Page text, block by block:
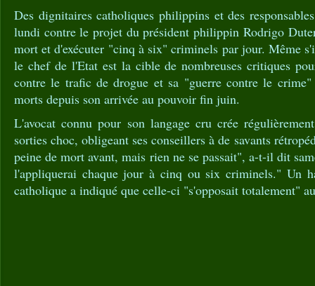
Des dignitaires catholiques philippins et des
lundi contre le projet du président philippin Rodrigo
mort et d'exécuter "cinq à six" criminels par jour. Même
le chef de l'Etat est la cible de nombreuses critiques
contre le trafic de drogue et sa "guerre contre le
morts depuis son arrivée au pouvoir fin juin.
L'avocat connu pour son langage cru crée
sorties choc, obligeant ses conseillers à de savants
peine de mort avant, mais rien ne se passait", a-t-il dit
l'appliquerai chaque jour à cinq ou six criminels." Un
catholique a indiqué que celle-ci "s'opposait totalement"